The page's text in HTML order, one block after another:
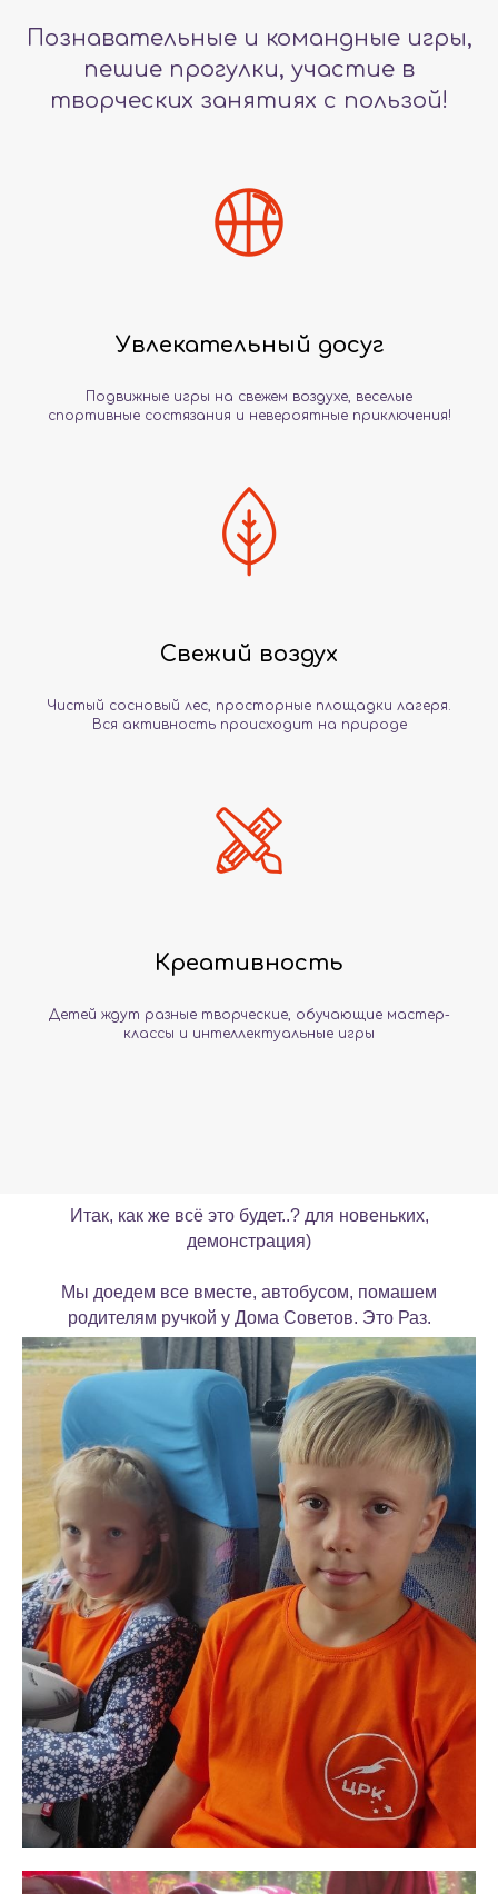
Познавательные и командные игры,
пешие прогулки, участие в
творческих занятиях с пользой!
Увлекательный досуг
Подвижные игры на свежем воздухе, веселые
спортивные состязания и невероятные приключения!
Свежий воздух
Чистый сосновый лес, просторные площадки лагеря.
Вся активность происходит на природе
Креативность
Детей ждут разные творческие, обучающие мастер-
классы и интеллектуальные игры
Итак, как же всё это будет..? для новеньких,
демонстрация)
Мы доедем все вместе, автобусом, помашем
родителям ручкой у Дома Советов. Это Раз.